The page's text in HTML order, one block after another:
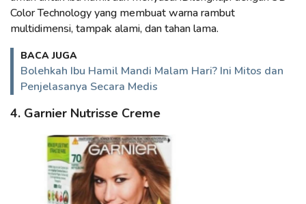
Color Technology yang membuat warna rambut
multidimensi, tampak alami, dan tahan lama.
BACA JUGA
Bolehkah Ibu Hamil Mandi Malam Hari? Ini Mitos dan
Penjelasanya Secara Medis
4. Garnier Nutrisse Creme